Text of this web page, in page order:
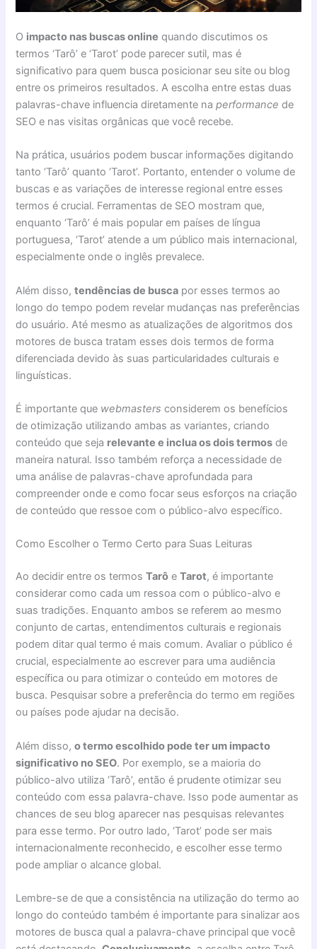
O impacto nas buscas online quando discutimos os
termos ‘Tarô’ e ‘Tarot’ pode parecer sutil, mas é
significativo para quem busca posicionar seu site ou blog
entre os primeiros resultados. A escolha entre estas duas
palavras-chave influencia diretamente naperformance de
SEO e nas visitas orgânicas que você recebe.
Na prática, usuários podem buscar informações digitando
tanto ‘Tarô’ quanto ‘Tarot’. Portanto, entender o volume de
buscas e as variações de interesse regional entre esses
termos é crucial. Ferramentas de SEO mostram que,
enquanto ‘Tarô’ é mais popular em países de língua
portuguesa, ‘Tarot’ atende a um público mais internacional,
especialmente onde o inglês prevalece.
Além disso,tendências de busca por esses termos ao
longo do tempo podem revelar mudanças nas preferências
do usuário. Até mesmo as atualizações de algoritmos dos
motores de busca tratam esses dois termos de forma
diferenciada devido às suas particularidades culturais e
linguísticas.
É importante que webmasters considerem os benefícios
de otimização utilizando ambas as variantes, criando
conteúdo que seja relevante e inclua os dois termos de
maneira natural. Isso também reforça a necessidade de
uma análise de palavras-chave aprofundada para
compreender onde e como focar seus esforços na criação
de conteúdo que ressoe com o público-alvo específico.
Como Escolher o Termo Certo para Suas Leituras
Ao decidir entre os termosTarô eTarot, é importante
considerar como cada um ressoa com o público-alvo e
suas tradições. Enquanto ambos se referem ao mesmo
conjunto de cartas, entendimentos culturais e regionais
podem ditar qual termo é mais comum. Avaliar o público é
crucial, especialmente ao escrever para uma audiência
específica ou para otimizar o conteúdo em motores de
busca. Pesquisar sobre a preferência do termo em regiões
ou países pode ajudar na decisão.
Além disso,o termo escolhido pode ter um impacto
significativo no SEO. Por exemplo, se a maioria do
público-alvo utiliza ‘Tarô’, então é prudente otimizar seu
conteúdo com essa palavra-chave. Isso pode aumentar as
chances de seu blog aparecer nas pesquisas relevantes
para esse termo. Por outro lado, ‘Tarot’ pode ser mais
internacionalmente reconhecido, e escolher esse termo
pode ampliar o alcance global.
Lembre-se de que a consistência na utilização do termo ao
longo do conteúdo também é importante para sinalizar aos
motores de busca qual a palavra-chave principal que você